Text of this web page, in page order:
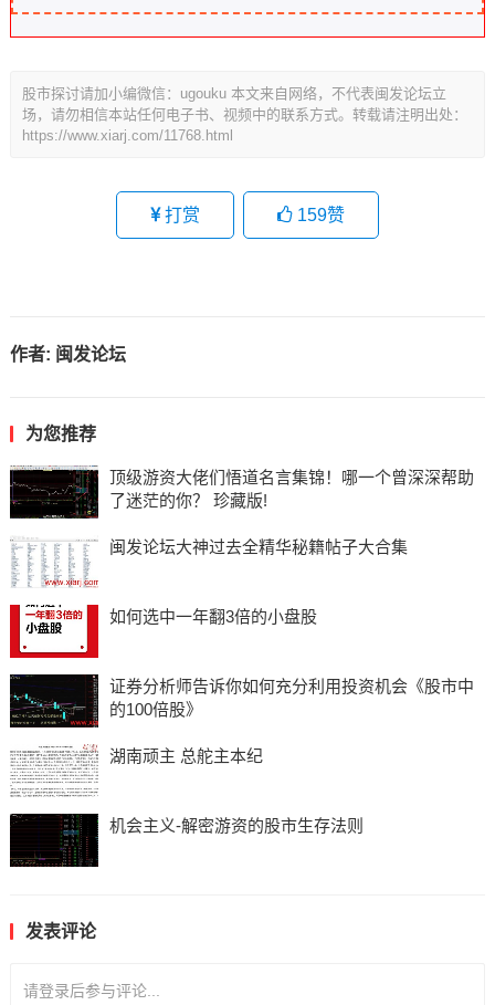
股市探讨请加小编微信：ugouku 本文来自网络，不代表闽发论坛立
场，请勿相信本站任何电子书、视频中的联系方式。转载请注明出处：
https://www.xiarj.com/11768.html
打赏 159赞
作者: 闽发论坛
为您推荐
顶级游资大佬们悟道名言集锦！哪一个曾深深帮助
了迷茫的你？ 珍藏版!
闽发论坛大神过去全精华秘籍帖子大合集
如何选中一年翻3倍的小盘股
证券分析师告诉你如何充分利用投资机会《股市中
的100倍股》
湖南顽主 总舵主本纪
机会主义-解密游资的股市生存法则
发表评论
请登录后参与评论...